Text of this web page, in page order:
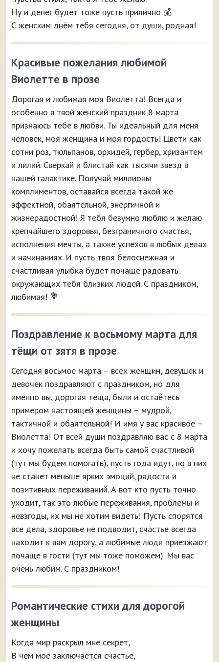
Ну и денег будет тоже пусть прилично 💰
С женским днём тебя сегодня, от души, родная!
Красивые пожелания любимой
Виолетте в прозе
Дорогая и любимая моя Виолетта! Всегда и
особенно в твой женский праздник 8 марта
признаюсь тебе в любви. Ты идеальный для меня
человек, моя женщина и моя гордость! Цвети как
сотни роз, тюльпанов, орхидей, гербер, хризантем
и лилий. Сверкай и блистай как тысячи звезд в
нашей галактике. Получай миллионы
комплиментов, оставайся всегда такой же
эффектной, обаятельной, энергичной и
жизнерадостной! Я тебя безумно люблю и желаю
крепчайшего здоровья, безграничного счастья,
исполнения мечты, а также успехов в любых делах
и начинаниях. И пусть твоя белоснежная и
счастливая улыбка будет почаще радовать
окружающих тебя близких людей. С праздником,
любимая! 💐
Поздравление к восьмому марта для
тёщи от зятя в прозе
Сегодня восьмое марта – всех женщин, девушек и
девочек поздравляют с праздником, но для
именно вы, дорогая теща, были и остаётесь
примером настоящей женщины – мудрой,
тактичной и обаятельной! И имя у вас красивое –
Виолетта! От всей души поздравляю вас с 8 марта
и хочу пожелать всегда быть самой счастливой
(тут мы будем помогать), пусть года идут, но в них
не станет меньше ярких эмоций, радости и
позитивных переживаний. А вот кто пусть точно
уходит, так это любые переживания, проблемы и
невзгоды, их мы не хотим видеть! Пусть спорятся
все дела, здоровье не подводит, счастье всегда
находит к вам дорогу, а любимые люди приезжают
почаще в гости (тут мы тоже поможем). Мы вас
очень любим. С праздником!
Романтические стихи для дорогой
женщины
Когда мир раскрыл мне секрет,
В чём моё заключается счастье,